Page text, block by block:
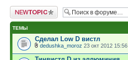
Новая тема
ТЕМЫ
Сделал Low D вистл
dedushka_moroz 23 окт 2012 15:56